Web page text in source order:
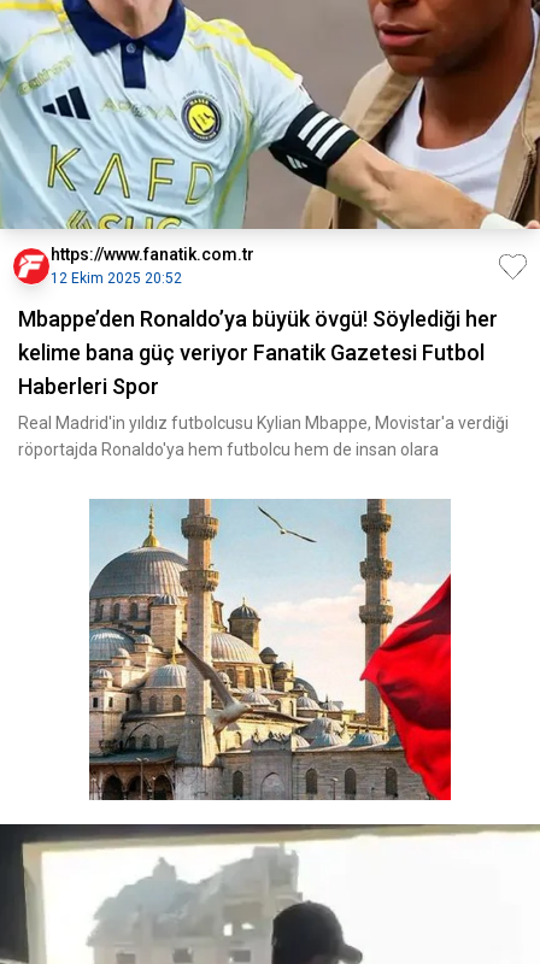
https://www.fanatik.com.tr
12 Ekim 2025 20:52
Mbappe’den Ronaldo’ya büyük övgü! Söylediği her
kelime bana güç veriyor Fanatik Gazetesi Futbol
Haberleri Spor
Real Madrid'in yıldız futbolcusu Kylian Mbappe, Movistar'a verdiği
röportajda Ronaldo'ya hem futbolcu hem de insan olara